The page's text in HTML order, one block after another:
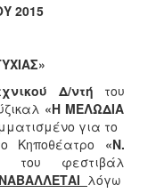
2015
Δ/ντή του
«Η ΜΕΛΩΔΙΑ
για το
Κηποθέατρο «Ν.
του φεστιβάλ
λόγω